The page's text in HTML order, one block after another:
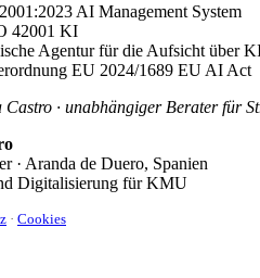
AI Management System
42001 KI
Agentur für die Aufsicht über
EU 2024/1689 EU AI Act
· unabhängiger Berater für
· Aranda de Duero, Spanien
Digitalisierung für KMU
· Cookies